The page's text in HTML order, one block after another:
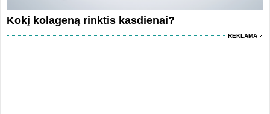
Kokį kolageną rinktis kasdienai?
REKLAMA